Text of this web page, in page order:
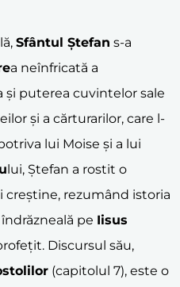
Sfântul Ștefan s-a
a neînfricată a
și puterea cuvintelor sale
și a cărturarilor, care l-
lui Moise și a lui
lui, Ștefan a rostit o
creștine, rezumând istoria
pe Iisus
Discursul său,
(capitolul 7), este o